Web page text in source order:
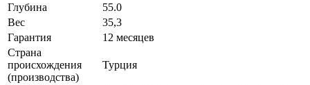
Глубина
55.0
Вес
35,3
Гарантия
12 месяцев
Страна
происхождения
(производства)
Турция